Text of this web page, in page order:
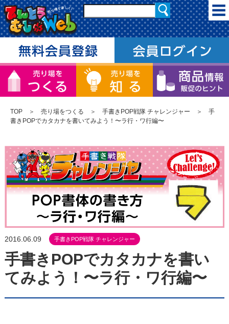
TOP ＞ 売り場をつくる ＞ 手書きPOP戦隊 チャレンジャー ＞ 手
書きPOPでカタカナを書いてみよう！〜ラ行・ワ行編〜
2016.06.09 手書きPOP戦隊 チャレンジャー
手書きPOPでカタカナを書い
てみよう！〜ラ行・ワ行編〜